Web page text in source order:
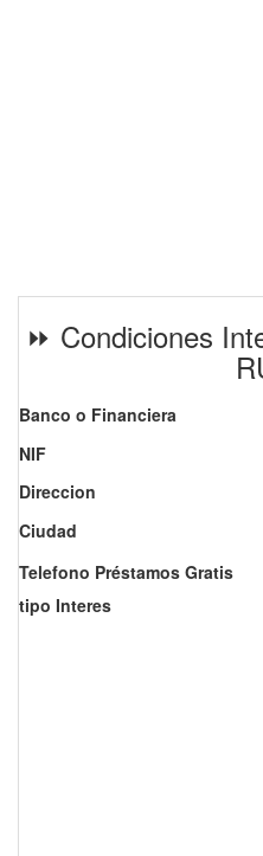
⏩ Condiciones
Banco o Financiera
NIF
Direccion
Ciudad
Telefono Préstamos Gratis
tipo Interes